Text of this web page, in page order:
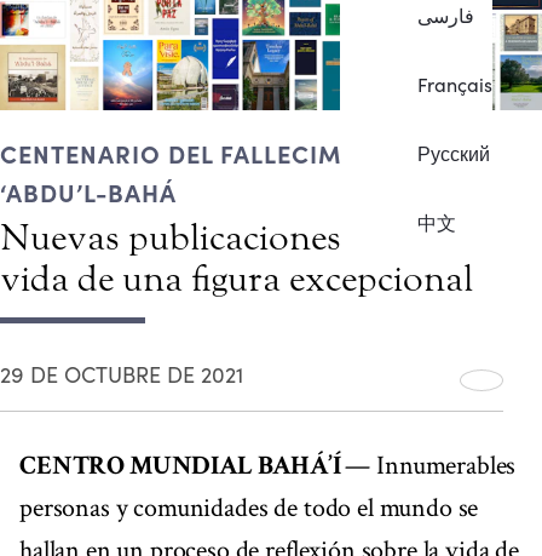
فارسی
Français
Русский
中文
CENTENARIO DEL FALLECIMIENTO DE
‘ABDU’L-BAHÁ
Nuevas publicaciones sobre la
vida de una figura excepcional
29 DE OCTUBRE DE 2021
CENTRO MUNDIAL BAHÁ’Í— Innumerables
personas y comunidades de todo el mundo se